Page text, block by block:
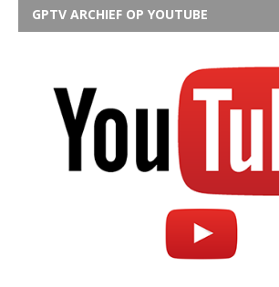
GPTV ARCHIEF OP YOUTUBE